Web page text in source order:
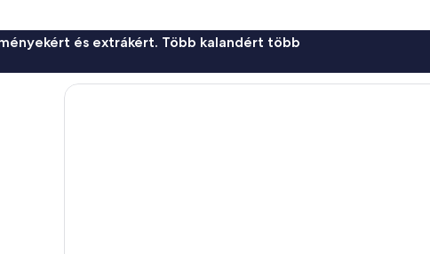
és extrákért. Több kalandért több